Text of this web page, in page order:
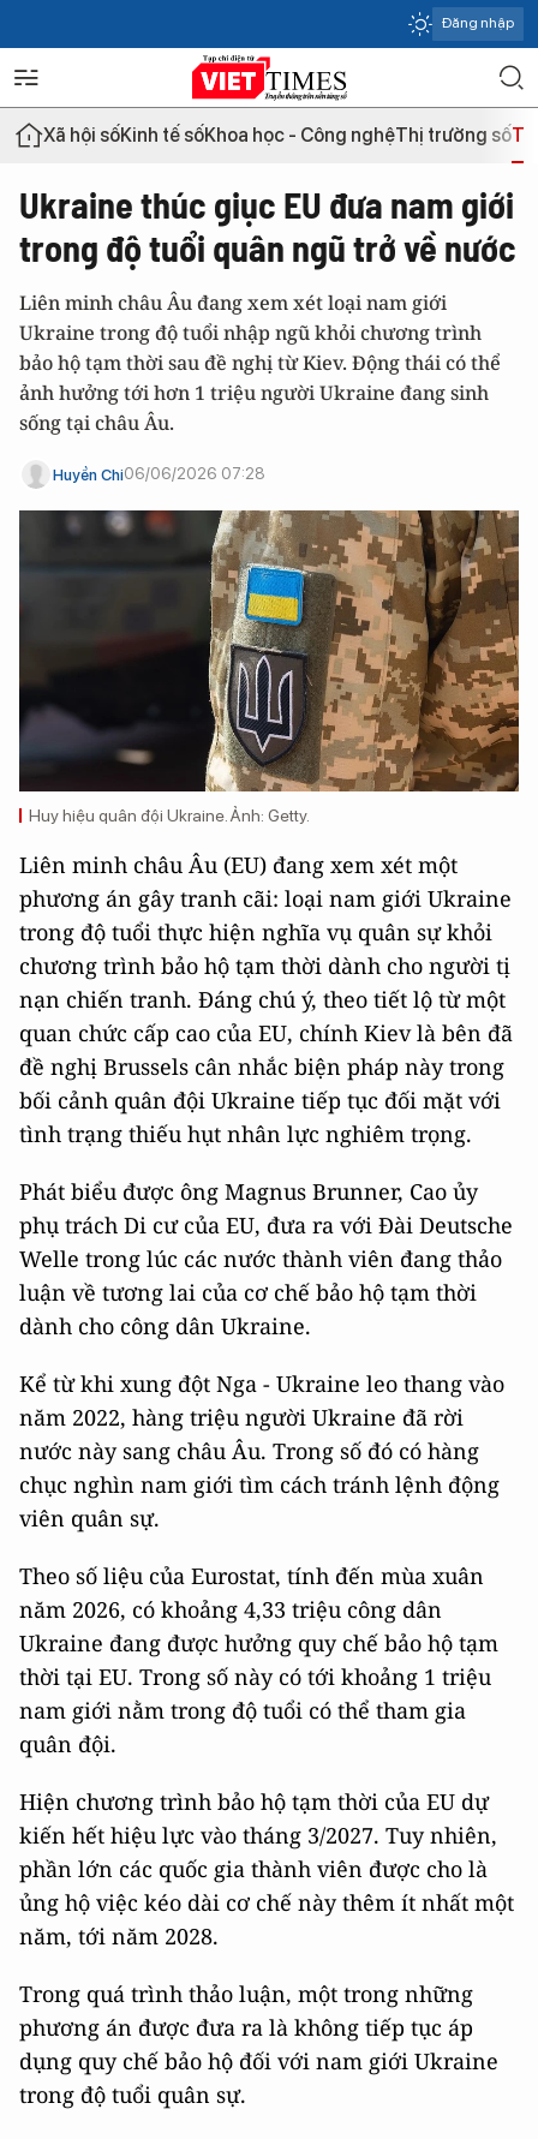
Đăng nhập
Xã hội sốKinh tế sốKhoa học - Công nghệThị trường số
Ukraine thúc giục EU đưa nam giới
trong độ tuổi quân ngũ trở về nước
Liên minh châu Âu đang xem xét loại nam giới
Ukraine trong độ tuổi nhập ngũ khỏi chương trình
bảo hộ tạm thời sau đề nghị từ Kiev. Động thái có thể
ảnh hưởng tới hơn 1 triệu người Ukraine đang sinh
sống tại châu Âu.
Huyền Chi06/06/2026 07:28
Huy hiệu quân đội Ukraine. Ảnh: Getty.
Liên minh châu Âu (EU) đang xem xét một
phương án gây tranh cãi: loại nam giới Ukraine
trong độ tuổi thực hiện nghĩa vụ quân sự khỏi
chương trình bảo hộ tạm thời dành cho người tị
nạn chiến tranh. Đáng chú ý, theo tiết lộ từ một
quan chức cấp cao của EU, chính Kiev là bên đã
đề nghị Brussels cân nhắc biện pháp này trong
bối cảnh quân đội Ukraine tiếp tục đối mặt với
tình trạng thiếu hụt nhân lực nghiêm trọng.
Phát biểu được ông Magnus Brunner, Cao ủy
phụ trách Di cư của EU, đưa ra với Đài Deutsche
Welle trong lúc các nước thành viên đang thảo
luận về tương lai của cơ chế bảo hộ tạm thời
dành cho công dân Ukraine.
Kể từ khi xung đột Nga - Ukraine leo thang vào
năm 2022, hàng triệu người Ukraine đã rời
nước này sang châu Âu. Trong số đó có hàng
chục nghìn nam giới tìm cách tránh lệnh động
viên quân sự.
Theo số liệu của Eurostat, tính đến mùa xuân
năm 2026, có khoảng 4,33 triệu công dân
Ukraine đang được hưởng quy chế bảo hộ tạm
thời tại EU. Trong số này có tới khoảng 1 triệu
nam giới nằm trong độ tuổi có thể tham gia
quân đội.
Hiện chương trình bảo hộ tạm thời của EU dự
kiến hết hiệu lực vào tháng 3/2027. Tuy nhiên,
phần lớn các quốc gia thành viên được cho là
ủng hộ việc kéo dài cơ chế này thêm ít nhất một
năm, tới năm 2028.
Trong quá trình thảo luận, một trong những
phương án được đưa ra là không tiếp tục áp
dụng quy chế bảo hộ đối với nam giới Ukraine
trong độ tuổi quân sự.